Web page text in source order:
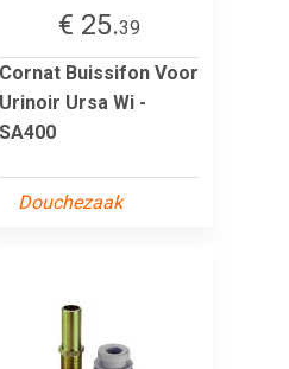
€ 25.39
Cornat Buissifon Voor
Urinoir Ursa Wi -
SA400
Douchezaak